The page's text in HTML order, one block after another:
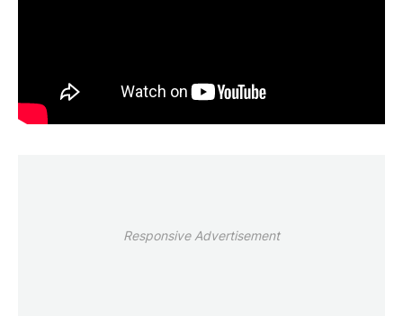
Responsive Advertisement